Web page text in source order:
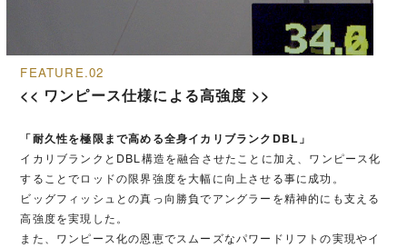
FEATURE.02
<< ワンピース仕様による高強度 >>
「耐久性を極限まで高める全身イカリブランクDBL」
イカリブランクとDBL構造を融合させたことに加え、ワンピース化
することでロッドの限界強度を大幅に向上させる事に成功。
ビッグフィッシュとの真っ向勝負でアングラーを精神的にも支える
高強度を実現した。
また、ワンピース化の恩恵でスムーズなパワードリフトの実現やイ